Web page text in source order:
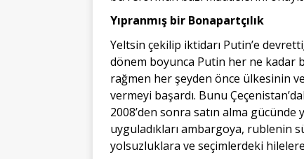
Yıpranmış bir Bonapartçılık
Yeltsin çekilip iktidarı Putin’e
dönem boyunca Putin her ne kadar
rağmen her şeyden önce ülkesinin
vermeyi başardı. Bunu
2008’den sonra satın alma gücünde
uyguladıkları ambargoya, rublenin
yolsuzluklara ve seçimlerdeki